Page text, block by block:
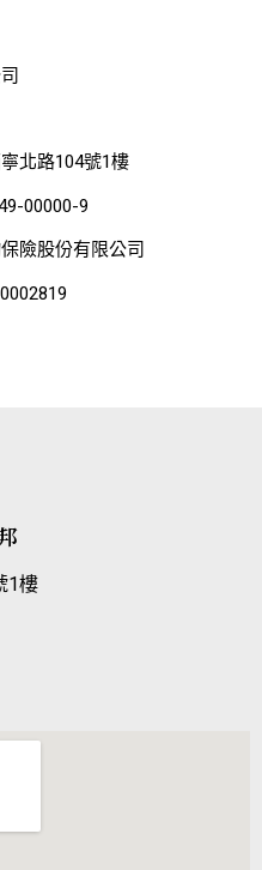
北路104號1樓
00000-9
險股份有限公司
1樓